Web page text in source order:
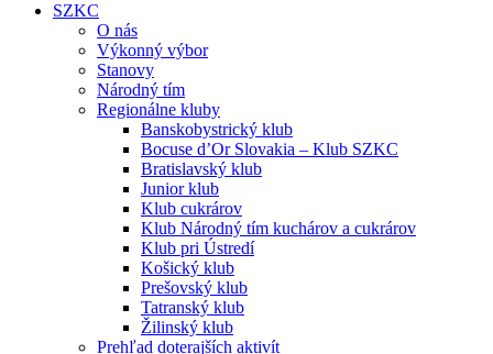
SZKC
O nás
Výkonný výbor
Stanovy
Národný tím
Regionálne kluby
Banskobystrický klub
Bocuse d’Or Slovakia – Klub SZKC
Bratislavský klub
Junior klub
Klub cukrárov
Klub Národný tím kuchárov a cukrárov
Klub pri Ústredí
Košický klub
Prešovský klub
Tatranský klub
Žilinský klub
Prehľad doterajších aktivít